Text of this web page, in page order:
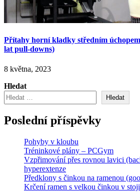
Přítahy horní kladky středním
lat pull-downs)
8 května, 2023
Hledat
Hledat
Poslední příspěvky
Pohyby v kloubu
Tréninkové plány – PCGym
Vzpřimování přes rovnou lavici
hyperextenze
Předklony s činkou na ramenou
Krčení ramen s velkou činkou v